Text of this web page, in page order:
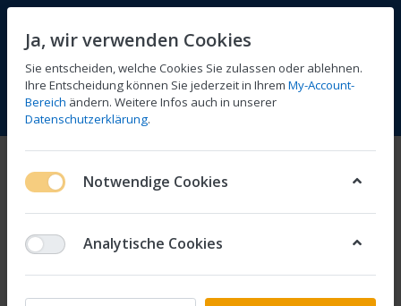
Menü Anmelden Vergleichen Wunschliste
Ja, wir verwenden Cookies
Sie entscheiden, welche Cookies Sie zulassen oder ablehnen.
Ihre Entscheidung können Sie jederzeit in Ihrem My-Account-
Bereich ändern. Weitere Infos auch in unserer
Datenschutzerklärung.
Notwendige Cookies
Analytische Cookies